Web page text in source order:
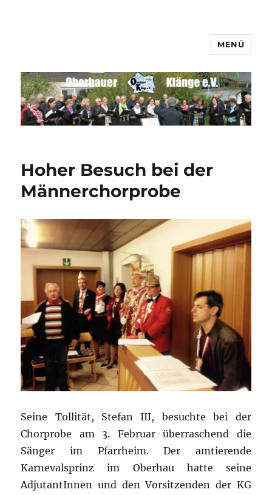
Männerchor Quirrenbach e.V.
MENÜ
Hoher Besuch bei der
Männerchorprobe
Seine Tollität, Stefan III, besuchte bei der
Chorprobe am 3. Februar überraschend die
Sänger im Pfarrheim. Der amtierende
Karnevalsprinz im Oberhau hatte seine
AdjutantInnen und den Vorsitzenden der KG